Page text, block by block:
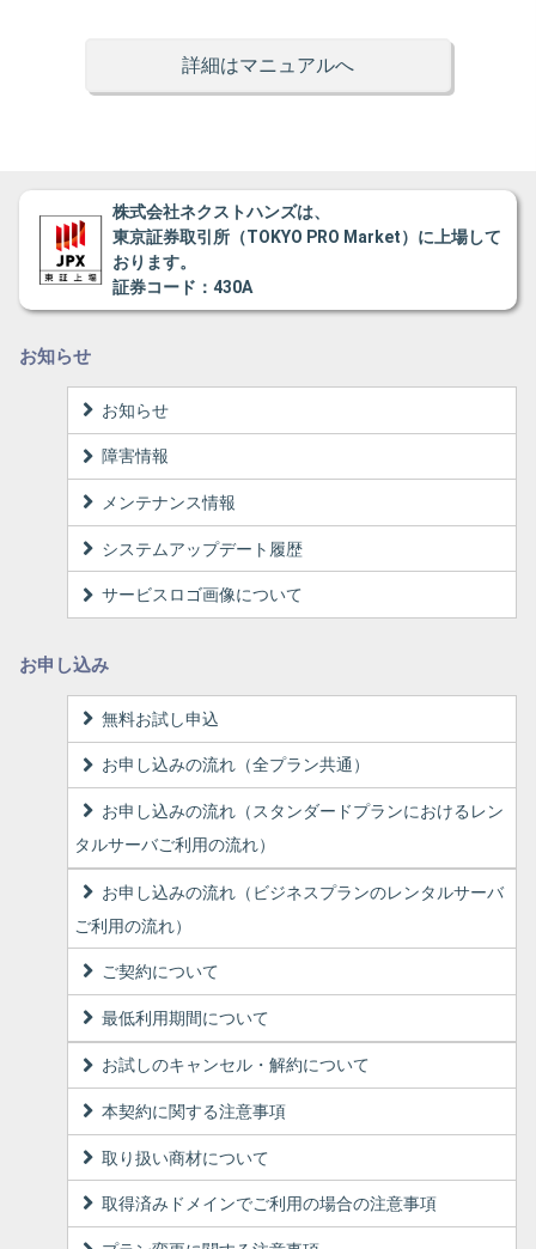
詳細はマニュアルへ
株式会社ネクストハンズは、
東京証券取引所（TOKYO PRO Market）に上場して
おります。
証券コード：430A
お知らせ
お知らせ
障害情報
メンテナンス情報
システムアップデート履歴
サービスロゴ画像について
お申し込み
無料お試し申込
お申し込みの流れ（全プラン共通）
お申し込みの流れ（スタンダードプランにおけるレン
タルサーバご利用の流れ）
お申し込みの流れ（ビジネスプランのレンタルサーバ
ご利用の流れ）
ご契約について
最低利用期間について
お試しのキャンセル・解約について
本契約に関する注意事項
取り扱い商材について
取得済みドメインでご利用の場合の注意事項